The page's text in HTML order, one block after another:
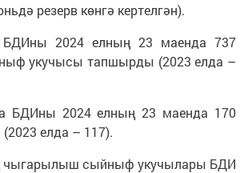
резерв көнгә кертелгән).
БДИны 2024 елның 23 маенда 737
укучысы тапшырды (2023 елда –
БДИны 2024 елның 23 маенда 170
елда – 117).
чыгарылыш сыйныф укучылары БДИ